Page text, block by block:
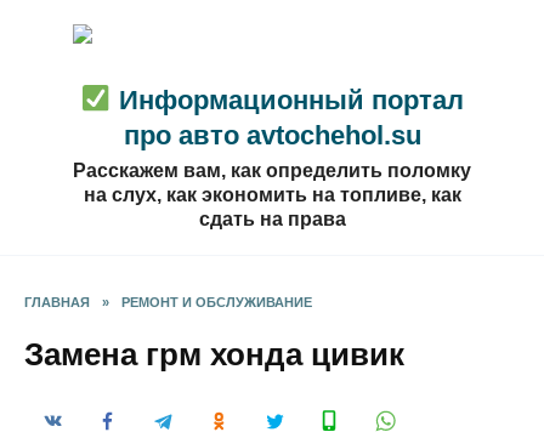
Информационный портал
про авто avtochehol.su
Расскажем вам, как определить поломку
на слух, как экономить на топливе, как
сдать на права
ГЛАВНАЯ » РЕМОНТ И ОБСЛУЖИВАНИЕ
Замена грм хонда цивик